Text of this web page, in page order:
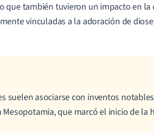
que también tuvieron un impacto en
vinculadas a la adoración de
suelen asociarse con inventos
Mesopotamia, que marcó el inicio de la